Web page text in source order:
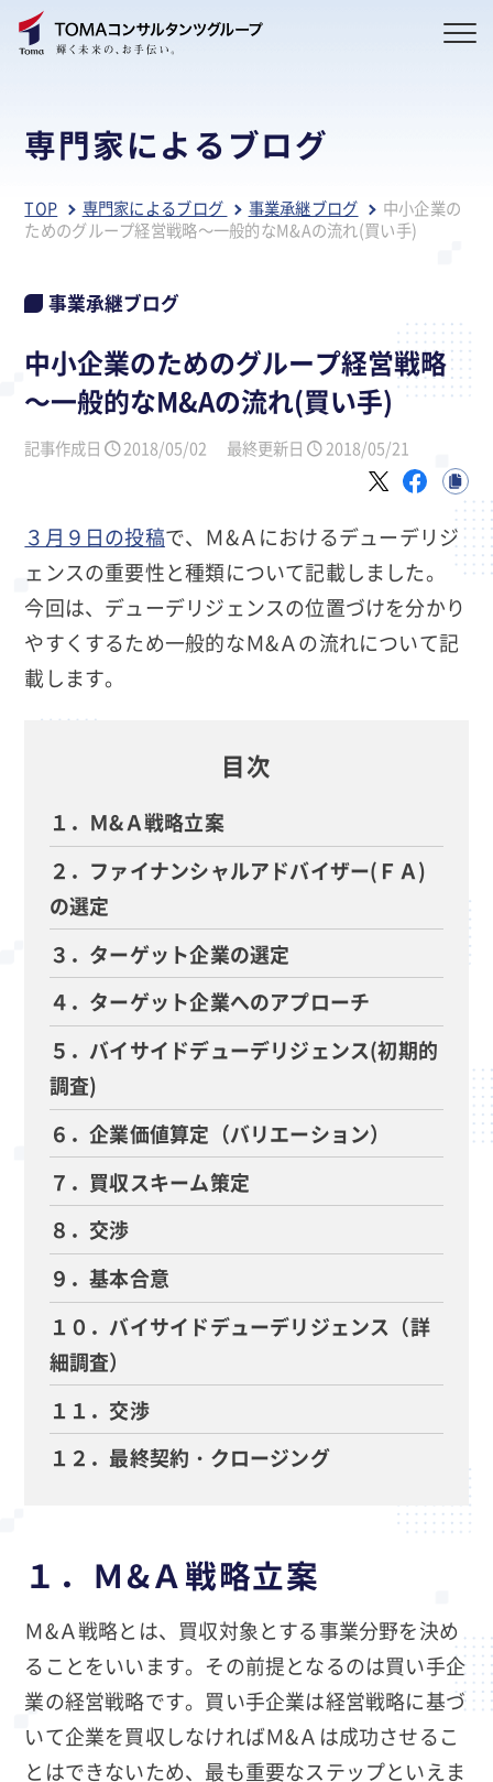
専門家によるブログ
TOP 専門家によるブログ 事業承継ブログ
中小企業の
ためのグループ経営戦略～一般的なM&Aの流れ(買い手)
事業承継ブログ
中小企業のためのグループ経営戦略
～一般的なM&Aの流れ(買い手)
記事作成日 2018/05/02 最終更新日 2018/05/21
３月９日の投稿で、Ｍ&Ａにおけるデューデリジ
ェンスの重要性と種類について記載しました。
今回は、デューデリジェンスの位置づけを分かり
やすくするため一般的なＭ&Ａの流れについて記
載します。
目次
１．Ｍ&Ａ戦略立案
２．ファイナンシャルアドバイザー(ＦＡ)
の選定
３．ターゲット企業の選定
４．ターゲット企業へのアプローチ
５．バイサイドデューデリジェンス(初期的
調査)
６．企業価値算定（バリエーション）
７．買収スキーム策定
８．交渉
９．基本合意
１０．バイサイドデューデリジェンス（詳
細調査）
１１．交渉
１２．最終契約・クロージング
１．Ｍ&Ａ戦略立案
Ｍ&Ａ戦略とは、買収対象とする事業分野を決め
ることをいいます。その前提となるのは買い手企
業の経営戦略です。買い手企業は経営戦略に基づ
いて企業を買収しなければＭ&Ａは成功させるこ
とはできないため、最も重要なステップといえま